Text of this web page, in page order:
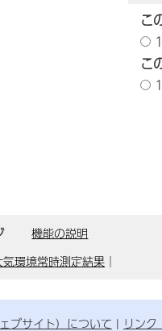
こ
こ
機能の説明
環境常時測定結果 ｜
ブサイト）について リン